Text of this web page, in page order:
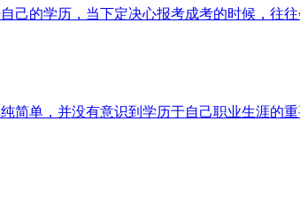
己的学历，当下定决心报考成考的时候，往
简单，并没有意识到学历于自己职业生涯的